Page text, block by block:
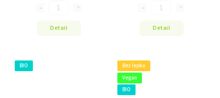
Detail Detail
BIO
Bez lepku
Vegan
BIO